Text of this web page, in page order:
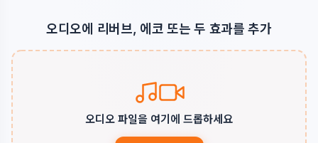
오디오에 리버브, 에코 또는 두 효과를 추가
오디오 파일을 여기에 드롭하세요